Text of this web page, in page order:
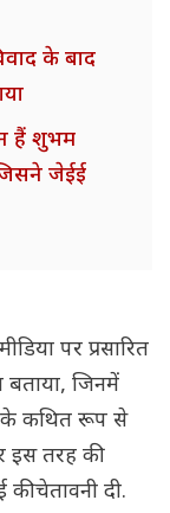
के बाद
हैं शुभम
जेईई
पर प्रसारित
बताया, जिनमें
के कथित रूप से
इस तरह की
चेतावनी दी.